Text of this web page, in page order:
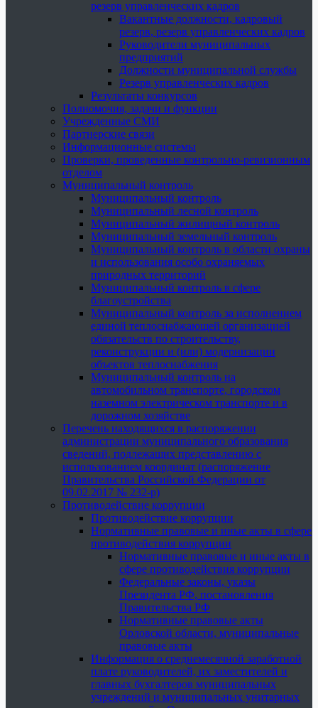
резерв управленческих кадров
Вакантные должности, кадровый
резерв, резерв управленческих кадров
Руководители муниципальных
предприятий
Должности муниципальной службы
Резерв управленческих кадров
Результаты конкурсов
Полномочия, задачи и функции
Учрежденные СМИ
Партнерские связи
Информационные системы
Проверки, проведенные контрольно-ревизионным
отделом
Муниципальный контроль
Муниципальный контроль
Муниципальный лесной контроль
Муниципальный жилищный контроль
Муниципальный земельный контроль
Муниципальный контроль в области охраны
и использования особо охраняемых
природных территорий
Муниципальный контроль в сфере
благоустройства
Муниципальный контроль за исполнением
единой теплоснабжающей организацией
обязательств по строительству,
реконструкции и (или) модернизации
объектов теплоснабжения
Муниципальный контроль на
автомобильном транспорте, городском
наземном электрическом транспорте и в
дорожном хозяйстве
Перечень находящихся в распоряжении
администрации муниципального образования
сведений, подлежащих представлению с
использованием координат (распоряжение
Правительства Российской Федерации от
09.02.2017 № 232-р)
Противодействие коррупции
Противодействие коррупции
Нормативные правовые и иные акты в сфере
противодействия коррупции
Нормативные правовые и иные акты в
сфере противодействия коррупции
Федеральные законы, указы
Президента РФ, постановления
Правительства РФ
Нормативные правовые акты
Орловской области, муниципальные
правовые акты
Информация о среднемесячной заработной
плате руководителей, их заместителей и
главных бухгалтеров муниципальных
учреждений и муниципальных унитарных